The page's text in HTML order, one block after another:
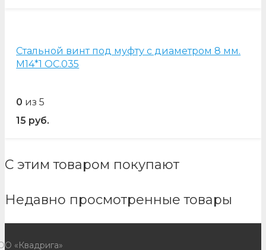
Стальной винт под муфту с диаметром 8 мм.
М14*1 OC.035
0 из 5
15 руб.
С этим товаром покупают
Недавно просмотренные товары
«Квадрига»